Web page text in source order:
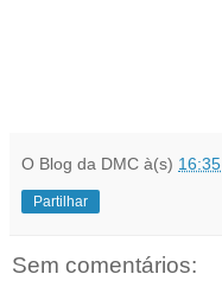
O Blog da DMC à(s) 16:35
Partilhar
Sem comentários: